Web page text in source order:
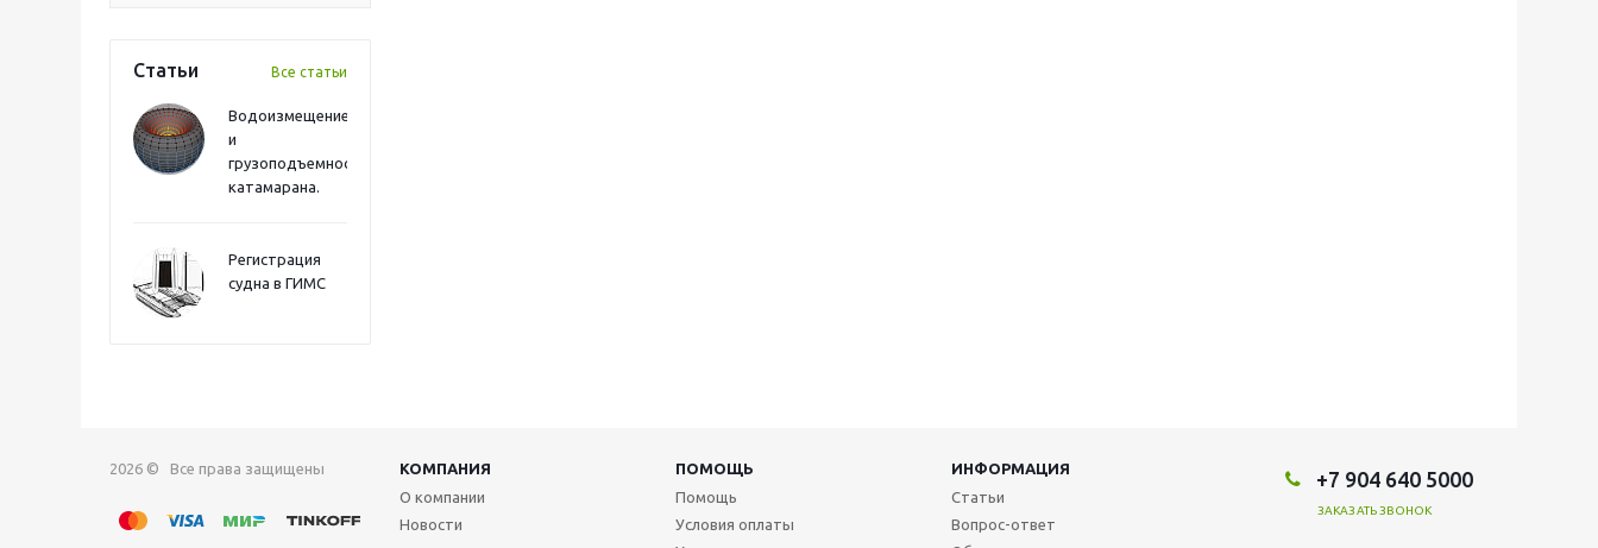
Статьи Все статьи
Водоизмещение
и
грузоподъемность
катамарана.
Регистрация
судна в ГИМС
2026 © Все права защищены КОМПАНИЯ ПОМОЩЬ
ИНФОРМАЦИЯ
О компании
Новости
Помощь
Условия оплаты
Статьи
Вопрос-ответ
+7 904 640 5000
ЗАКАЗАТЬ ЗВОНОК